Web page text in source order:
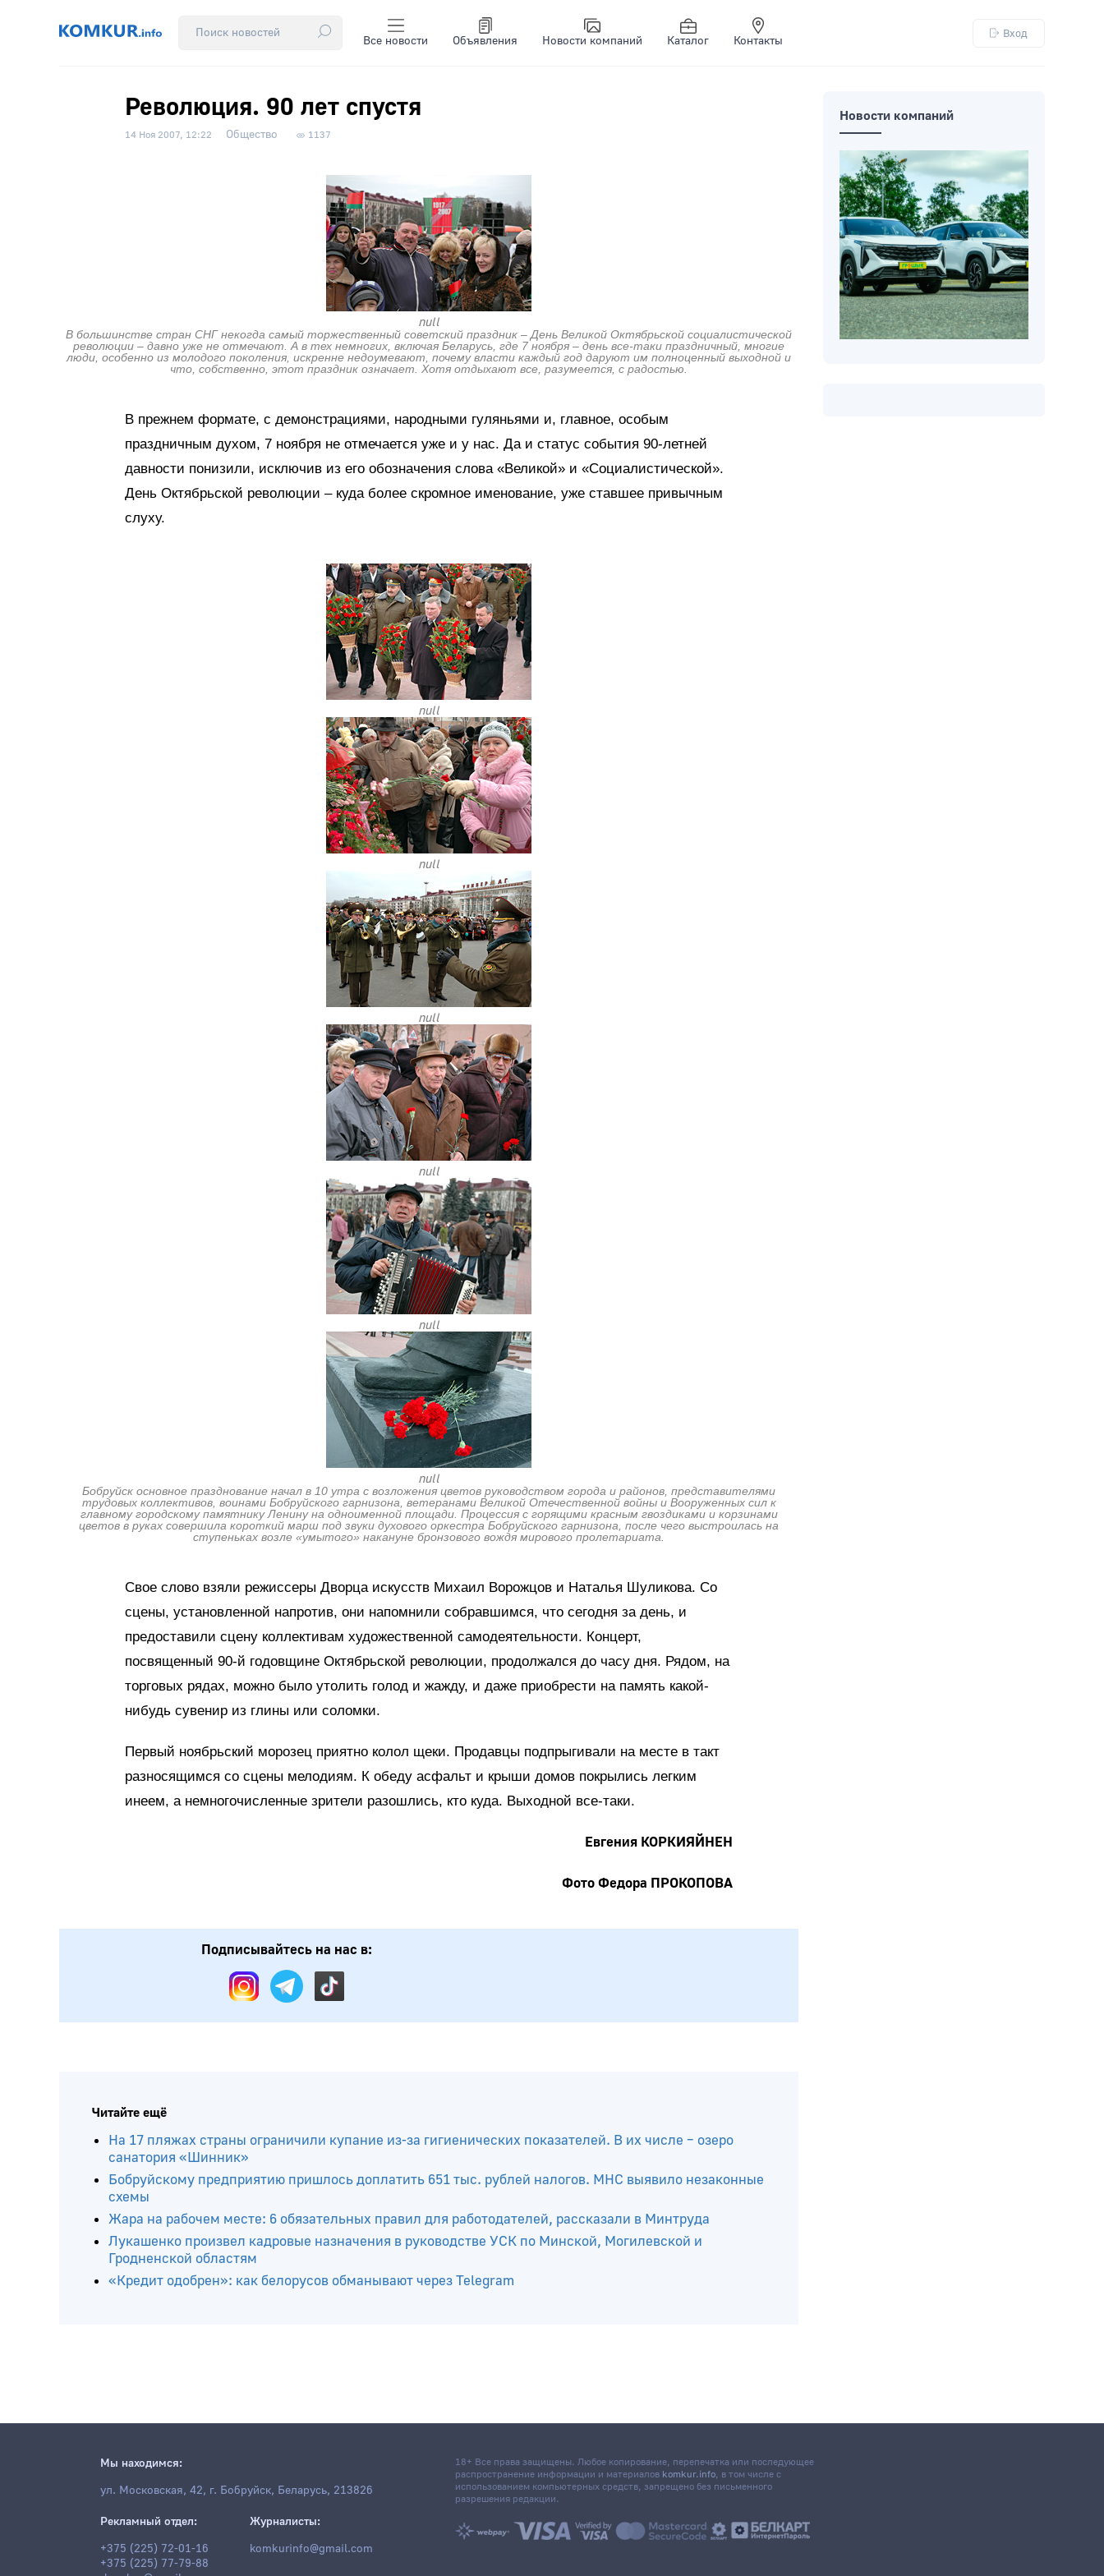
Все новости Объявления Новости компаний Каталог Контакты
Вход
Революция. 90 лет спустя
14 Ноя 2007, 12:22 Общество 1137
null
В большинстве стран СНГ некогда самый торжественный советский праздник – День Великой Октябрьской социалистической
революции – давно уже не отмечают. А в тех немногих, включая Беларусь, где 7 ноября – день все-таки праздничный, многие
люди, особенно из молодого поколения, искренне недоумевают, почему власти каждый год даруют им полноценный выходной и
что, собственно, этот праздник означает. Хотя отдыхают все, разумеется, с радостью.
В прежнем формате, с демонстрациями, народными гуляньями и, главное, особым
праздничным духом, 7 ноября не отмечается уже и у нас. Да и статус события 90-летней
давности понизили, исключив из его обозначения слова «Великой» и «Социалистической».
День Октябрьской революции – куда более скромное именование, уже ставшее привычным
слуху.
null
null
null
null
null
null
Бобруйск основное празднование начал в 10 утра с возложения цветов руководством города и районов, представителями
трудовых коллективов, воинами Бобруйского гарнизона, ветеранами Великой Отечественной войны и Вооруженных сил к
главному городскому памятнику Ленину на одноименной площади. Процессия с горящими красным гвоздиками и корзинами
цветов в руках совершила короткий марш под звуки духового оркестра Бобруйского гарнизона, после чего выстроилась на
ступеньках возле «умытого» накануне бронзового вождя мирового пролетариата.
Свое слово взяли режиссеры Дворца искусств Михаил Ворожцов и Наталья Шуликова. Со
сцены, установленной напротив, они напомнили собравшимся, что сегодня за день, и
предоставили сцену коллективам художественной самодеятельности. Концерт,
посвященный 90-й годовщине Октябрьской революции, продолжался до часу дня. Рядом, на
торговых рядах, можно было утолить голод и жажду, и даже приобрести на память какой-
нибудь сувенир из глины или соломки.
Первый ноябрьский морозец приятно колол щеки. Продавцы подпрыгивали на месте в такт
разносящимся со сцены мелодиям. К обеду асфальт и крыши домов покрылись легким
инеем, а немногочисленные зрители разошлись, кто куда. Выходной все-таки.
Евгения КОРКИЯЙНЕН
Фото Федора ПРОКОПОВА
Подписывайтесь на нас в:
Читайте ещё
На 17 пляжах страны ограничили купание из-за гигиенических показателей. В их числе – озеро
санатория «Шинник»
Бобруйскому предприятию пришлось доплатить 651 тыс. рублей налогов. МНС выявило незаконные
схемы
Жара на рабочем месте: 6 обязательных правил для работодателей, рассказали в Минтруда
Новости компаний
Мы находимся:
ул. Московская, 42, г. Бобруйск, Беларусь, 213826
18+ Все права защищены. Любое копирование, перепечатка или последующее
распространение информации и материаловkomkur.info, в том числе с